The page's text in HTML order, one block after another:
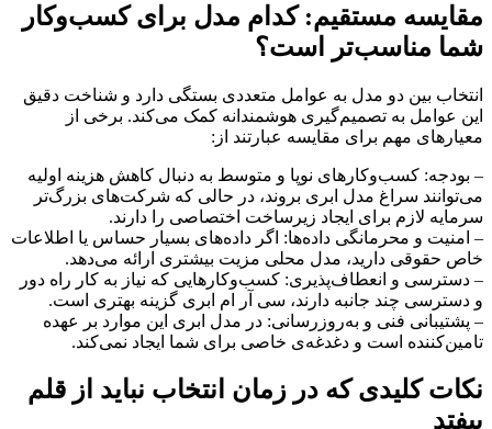
مقایسه مستقیم: کدام مدل برای کسب‌وکار
شما مناسب‌تر است؟
انتخاب بین دو مدل به عوامل متعددی بستگی دارد و شناخت دقیق
این عوامل به تصمیم‌گیری هوشمندانه کمک می‌کند. برخی از
معیارهای مهم برای مقایسه عبارتند از:
– بودجه: کسب‌وکارهای نوپا و متوسط به دنبال کاهش هزینه اولیه
می‌توانند سراغ مدل ابری بروند، در حالی که شرکت‌های بزرگ‌تر
سرمایه لازم برای ایجاد زیرساخت اختصاصی را دارند.
– امنیت و محرمانگی داده‌ها: اگر داده‌های بسیار حساس یا اطلاعات
خاص حقوقی دارید، مدل محلی مزیت بیشتری ارائه می‌دهد.
– دسترسی و انعطاف‌پذیری: کسب‌وکارهایی که نیاز به کار راه دور
و دسترسی چند جانبه دارند، سی آر ام ابری گزینه بهتری است.
– پشتیبانی فنی و به‌روزرسانی: در مدل ابری این موارد بر عهده
تامین‌کننده است و دغدغه‌ی خاصی برای شما ایجاد نمی‌کند.
نکات کلیدی که در زمان انتخاب نباید از قلم
بیفتد